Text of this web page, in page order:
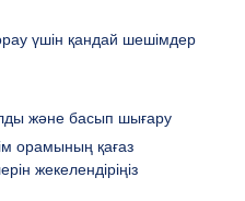
үшін қандай шешімдер
және басып шығару
орамының қағаз
жекелендіріңіз